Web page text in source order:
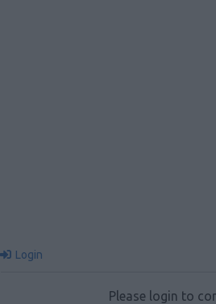
Login
Please login to